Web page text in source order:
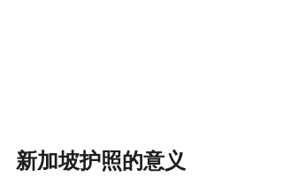
新加坡护照的意义